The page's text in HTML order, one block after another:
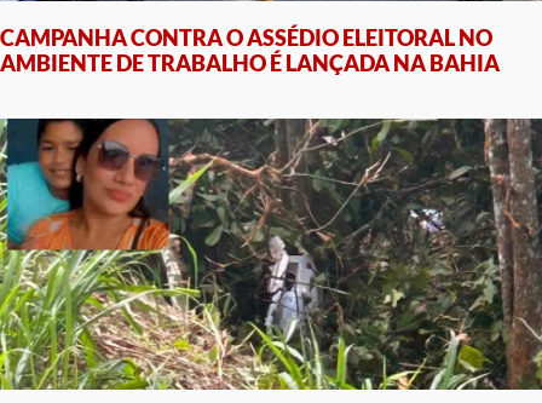
CAMPANHA CONTRA O ASSÉDIO ELEITORAL NO
AMBIENTE DE TRABALHO É LANÇADA NA BAHIA